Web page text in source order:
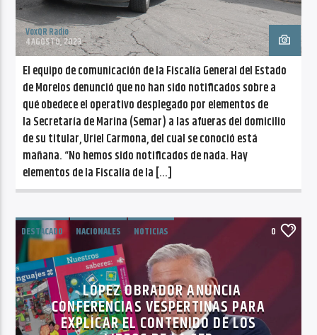
VoxQR Radio
4 AGOSTO, 2023
El equipo de comunicación de la Fiscalía General del Estado
de Morelos denunció que no han sido notificados sobre a
qué obedece el operativo desplegado por elementos de
la Secretaría de Marina (Semar) a las afueras del domicilio
de su titular, Uriel Carmona, del cual se conoció está
mañana. “No hemos sido notificados de nada. Hay
elementos de la Fiscalía de la […]
DESTACADO NACIONALES NOTICIAS 0
LÓPEZ OBRADOR ANUNCIA
CONFERENCIAS VESPERTINAS PARA
EXPLICAR EL CONTENIDO DE LOS